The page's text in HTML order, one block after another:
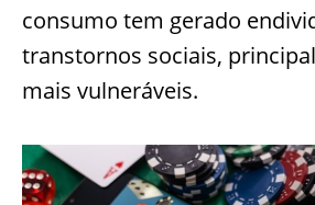
consumo tem gerado
transtornos sociais,
mais vulneráveis.